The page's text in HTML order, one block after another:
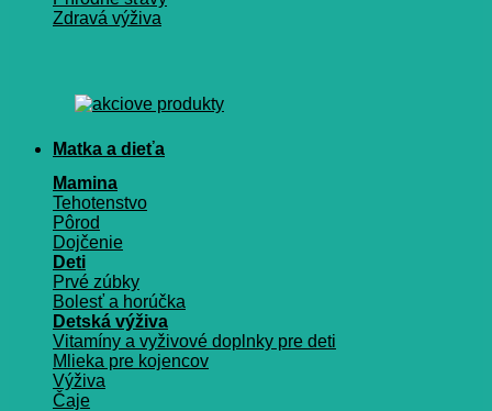
Zdravá výživa
Matka a dieťa
Mamina
Tehotenstvo
Pôrod
Dojčenie
Deti
Prvé zúbky
Bolesť a horúčka
Detská výživa
Vitamíny a vyživové doplnky pre deti
Mlieka pre kojencov
Výživa
Čaje